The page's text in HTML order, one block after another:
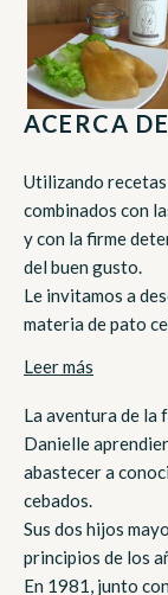
ACERCA DE
Utilizando
combinados con
y con la firme
del buen gusto.
Le invitamos a
materia de pato
Leer más
La aventura de la
Danielle
abastecer a
cebados.
Sus dos hijos
principios de los
En 1981, junto